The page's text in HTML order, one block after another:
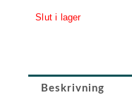
Slut i lager
Beskrivning